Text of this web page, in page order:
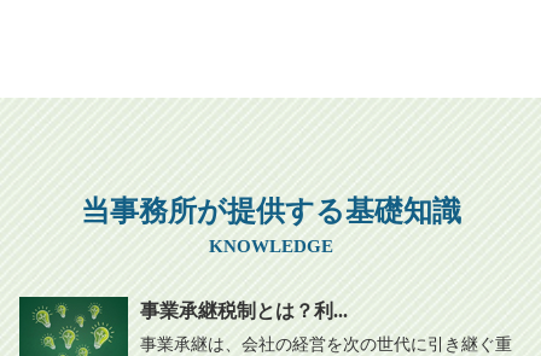
当事務所が提供する基礎知識
KNOWLEDGE
事業承継税制とは？利...
事業承継は、会社の経営を次の世代に引き継ぐ重